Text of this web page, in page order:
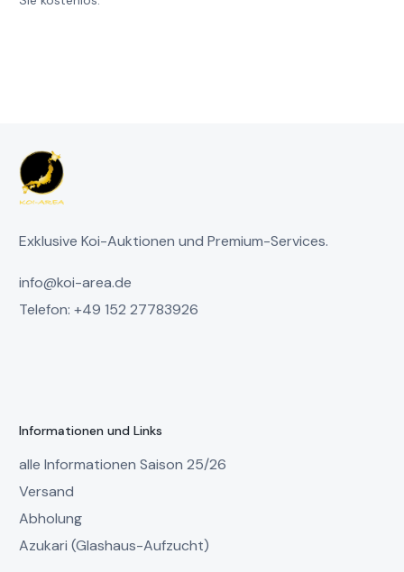
Exklusive Koi-Auktionen und Premium-Services.
info@koi-area.de
Telefon: +49 152 27783926
Informationen und Links
alle Informationen Saison 25/26
Versand
Abholung
Azukari (Glashaus-Aufzucht)